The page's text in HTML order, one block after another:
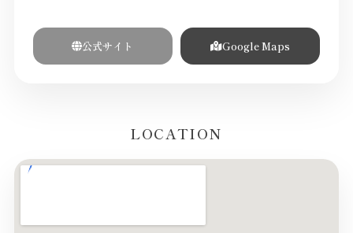
公式サイト Google Maps
LOCATION